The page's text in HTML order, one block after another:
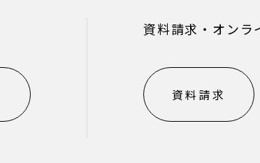
資料請求・オンラ
資料請求